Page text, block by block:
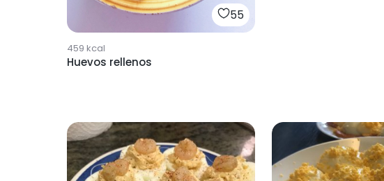
55
459 kcal
Huevos rellenos